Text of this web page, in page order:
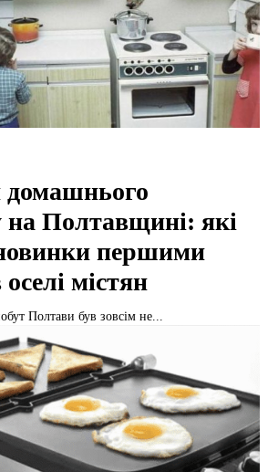
Полтавщині: які
першими
містян
Полтави був зовсім не...